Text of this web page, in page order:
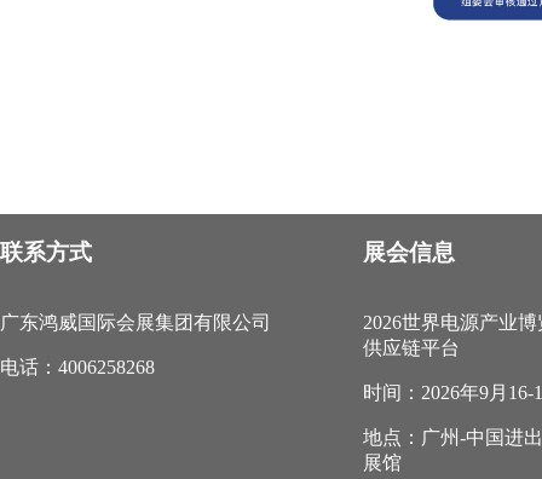
联系方式 展会信息
广东鸿威国际会展集团有限公司
电话：4006258268
2026世界电源产业
供应链平台
时间：2026年9月16-
地点：广州-中国进
展馆